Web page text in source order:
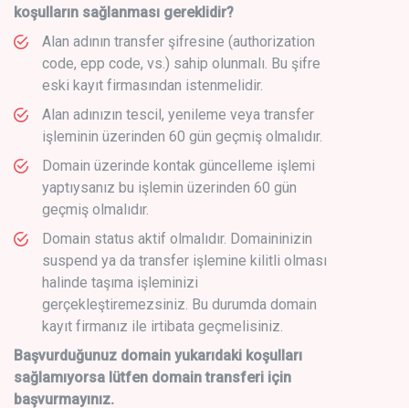
koşulların sağlanması gereklidir?
Alan adının transfer şifresine (authorization
code, epp code, vs.) sahip olunmalı. Bu şifre
eski kayıt firmasından istenmelidir.
Alan adınızın tescil, yenileme veya transfer
işleminin üzerinden 60 gün geçmiş olmalıdır.
Domain üzerinde kontak güncelleme işlemi
yaptıysanız bu işlemin üzerinden 60 gün
geçmiş olmalıdır.
Domain status aktif olmalıdır. Domaininizin
suspend ya da transfer işlemine kilitli olması
halinde taşıma işleminizi
gerçekleştiremezsiniz. Bu durumda domain
kayıt firmanız ile irtibata geçmelisiniz.
Başvurduğunuz domain yukarıdaki koşulları
sağlamıyorsa lütfen domain transferi için
başvurmayınız.